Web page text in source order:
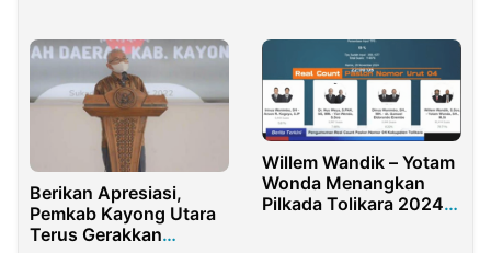
Berikan Apresiasi,
Pemkab Kayong Utara
Terus Gerakkan
Willem Wandik – Yotam
Wonda Menangkan
Pilkada Tolikara 2024